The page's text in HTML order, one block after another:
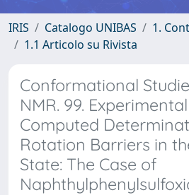
IRIS Catalogo UNIBAS
1.
1.1 Articolo su Rivista
Conformational
NMR. 99.
Computed
Rotation Barriers in
State: The Case of